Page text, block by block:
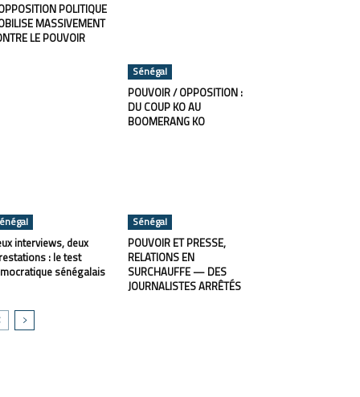
POLITIQUE
MASSIVEMENT
LE POUVOIR
Sénégal
POUVOIR / OPPOSITION :
DU COUP KO AU
BOOMERANG KO
interviews, deux
: le test
sénégalais
Sénégal
POUVOIR ET PRESSE,
RELATIONS EN
SURCHAUFFE — DES
JOURNALISTES ARRÊTÉS